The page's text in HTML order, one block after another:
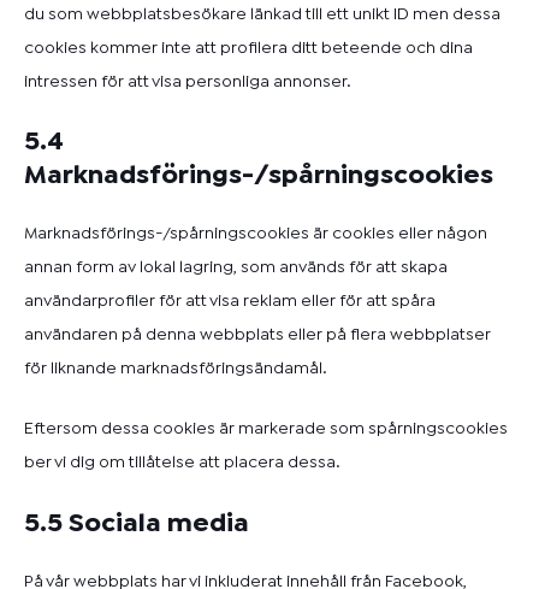
du som webbplatsbesökare länkad till ett unikt ID men dessa
cookies kommer inte att profilera ditt beteende och dina
intressen för att visa personliga annonser.
5.4
Marknadsförings-/spårningscookies
Marknadsförings-/spårningscookies är cookies eller någon
annan form av lokal lagring, som används för att skapa
användarprofiler för att visa reklam eller för att spåra
användaren på denna webbplats eller på flera webbplatser
för liknande marknadsföringsändamål.
Eftersom dessa cookies är markerade som spårningscookies
ber vi dig om tillåtelse att placera dessa.
5.5 Sociala media
På vår webbplats har vi inkluderat innehåll från Facebook,